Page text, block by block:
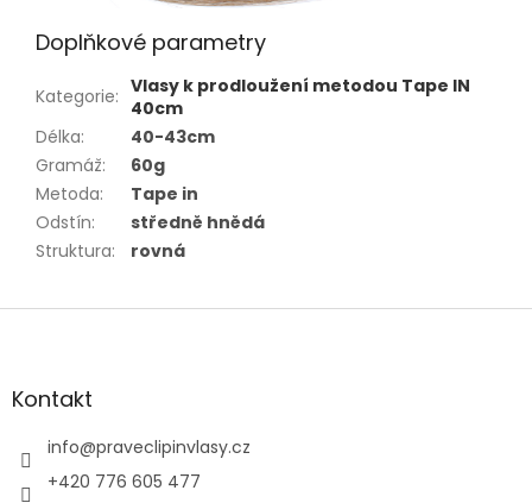
Doplňkové parametry
Kategorie: Vlasy k prodloužení metodou Tape IN
40cm
Délka:
40-43cm
Gramáž:
60g
Metoda:
Tape in
Odstín:
středně hnědá
Struktura: rovná
Z
aKontakt
info@praveclipinvlasy.cz
+420 776 605 477